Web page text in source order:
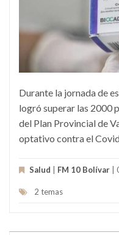
Durante la jornada de
logró superar las 2000
del Plan Provincial de
optativo contra el
Salud FM 10 Bolívar |
2 temas